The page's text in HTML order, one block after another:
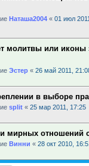
Наташа2004 « 01 июл
молитвы или
Эстер « 26 май 2011,
в выборе
sрlit « 25 мар 2011, 17:25
мирных отношений
Винни « 28 окт 2010,